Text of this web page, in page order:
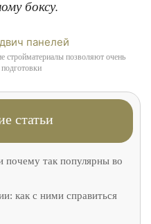
боксу.
стройматериалы позволяют очень
статьи
почему так популярны во
как с ними справиться